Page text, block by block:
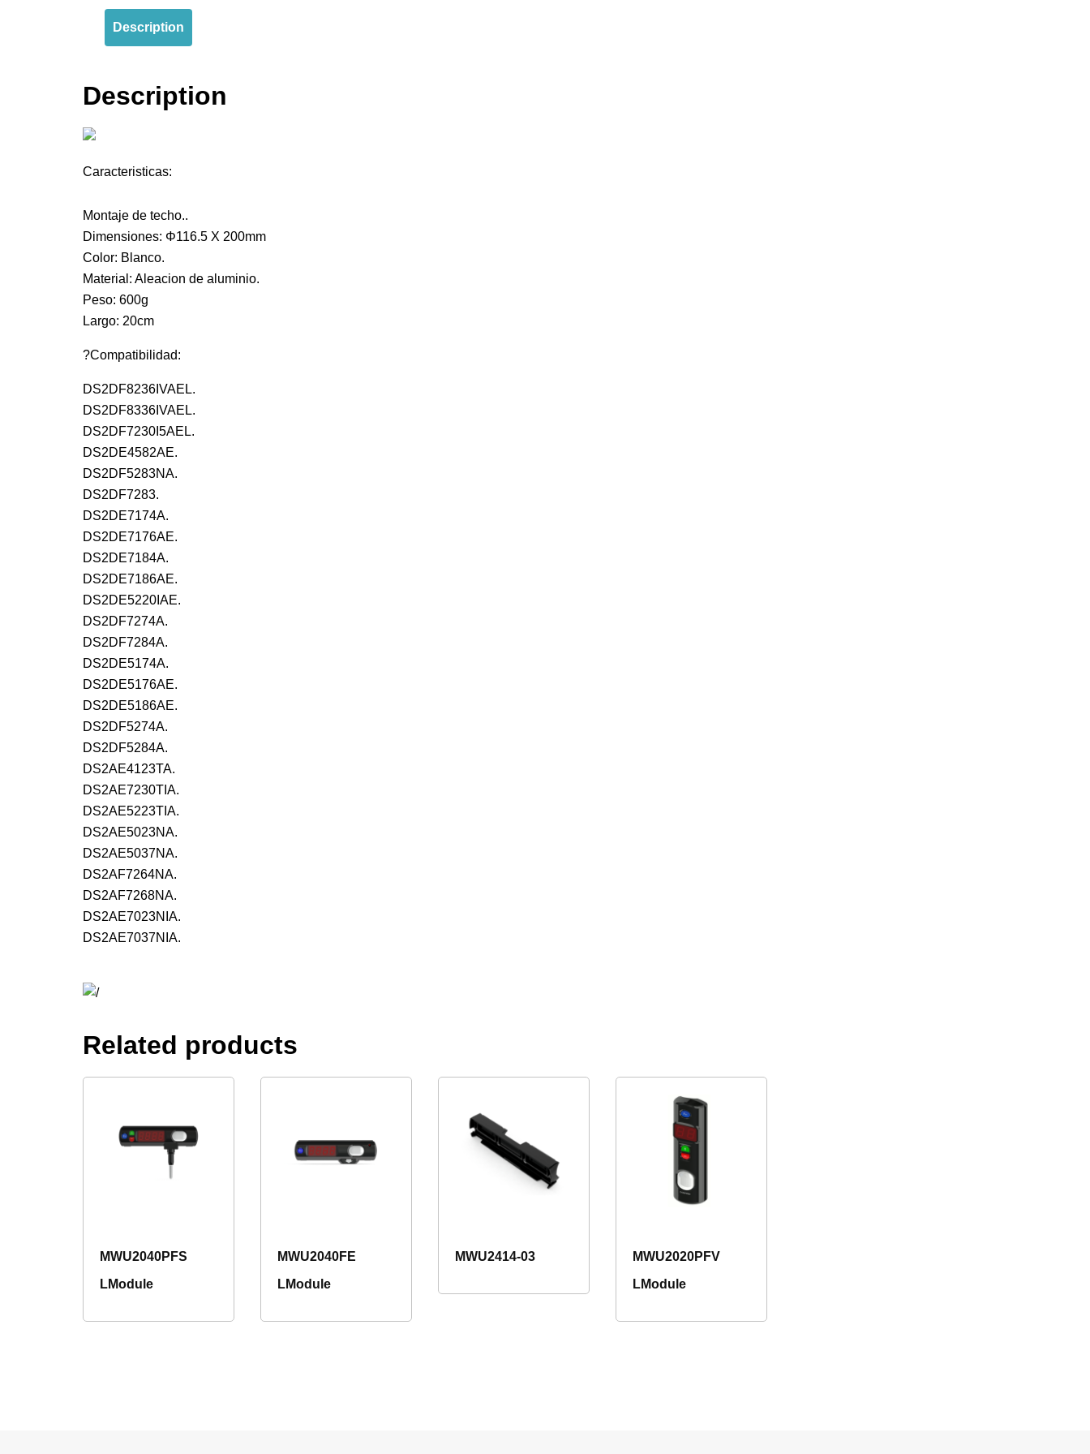
Description
Description
Caracteristicas:
Montaje de techo..
Dimensiones: Φ116.5 X 200mm
Color: Blanco.
Material: Aleacion de aluminio.
Peso: 600g
Largo: 20cm
?Compatibilidad:
DS2DF8236IVAEL.
DS2DF8336IVAEL.
DS2DF7230I5AEL.
DS2DE4582AE.
DS2DF5283NA.
DS2DF7283.
DS2DE7174A.
DS2DE7176AE.
DS2DE7184A.
DS2DE7186AE.
DS2DE5220IAE.
DS2DF7274A.
DS2DF7284A.
DS2DE5174A.
DS2DE5176AE.
DS2DE5186AE.
DS2DF5274A.
DS2DF5284A.
DS2AE4123TA.
DS2AE7230TIA.
DS2AE5223TIA.
DS2AE5023NA.
DS2AE5037NA.
DS2AF7264NA.
DS2AF7268NA.
DS2AE7023NIA.
DS2AE7037NIA.
Related products
MWU2040PFS
LModule
MWU2040FE
LModule
MWU2414-03
MWU2020PFV
LModule